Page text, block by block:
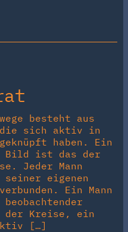
besteht aus
die sich aktiv in
haben. Ein
Bild ist das der
Jeder Mann
eigenen
Ein Mann
der Kreise, ein
[…]